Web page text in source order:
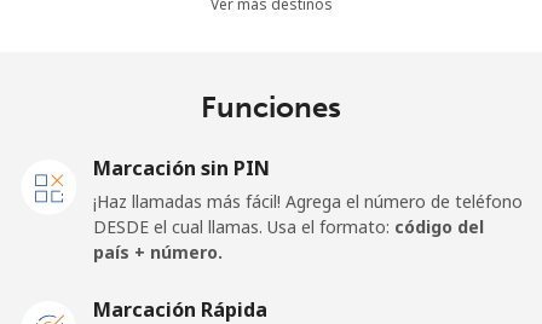
⁦119.5¢⁩
8 min por
Celular
⁦$10⁩
Funciones
Marcación sin PIN
¡Haz llamadas más fácil! Agrega el número de teléfono
DESDE el cual llamas. Usa el formato: código del
país + número.
Marcación Rápida